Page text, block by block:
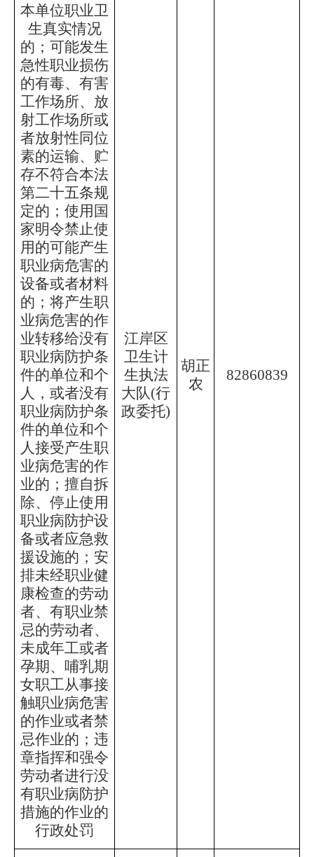
本单位职业卫
生真实情况
的；可能发生
急性职业损伤
的有毒、有害
工作场所、放
射工作场所或
者放射性同位
素的运输、贮
存不符合本法
第二十五条规
定的；使用国
家明令禁止使
用的可能产生
职业病危害的
设备或者材料
的；将产生职
业病危害的作
业转移给没有
职业病防护条
件的单位和个
人，或者没有
职业病防护条
件的单位和个
人接受产生职
业病危害的作
业的；擅自拆
除、停止使用
职业病防护设
备或者应急救
援设施的；安
排未经职业健
康检查的劳动
者、有职业禁
忌的劳动者、
未成年工或者
孕期、哺乳期
女职工从事接
触职业病危害
的作业或者禁
忌作业的；违
章指挥和强令
劳动者进行没
有职业病防护
措施的作业的
行政处罚
江岸区
卫生计
生执法
大队(行
政委托)
胡正
农
82860839